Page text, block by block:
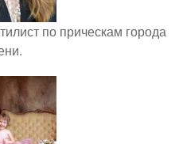
по прическам города